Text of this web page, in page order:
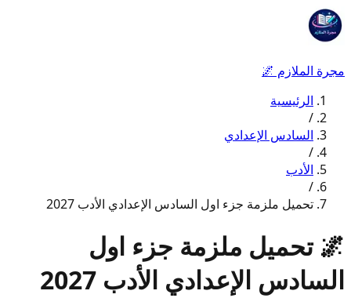
مجرة الملازم 🌌
الرئيسية
/
السادس الإعدادي
/
الأدب
/
تحميل ملزمة جزء اول السادس الإعدادي الأدب 2027
🌌 تحميل ملزمة جزء اول
السادس الإعدادي الأدب 2027